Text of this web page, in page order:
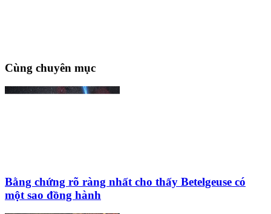
Cùng chuyên mục
Bằng chứng rõ ràng nhất cho thấy Betelgeuse có
một sao đồng hành